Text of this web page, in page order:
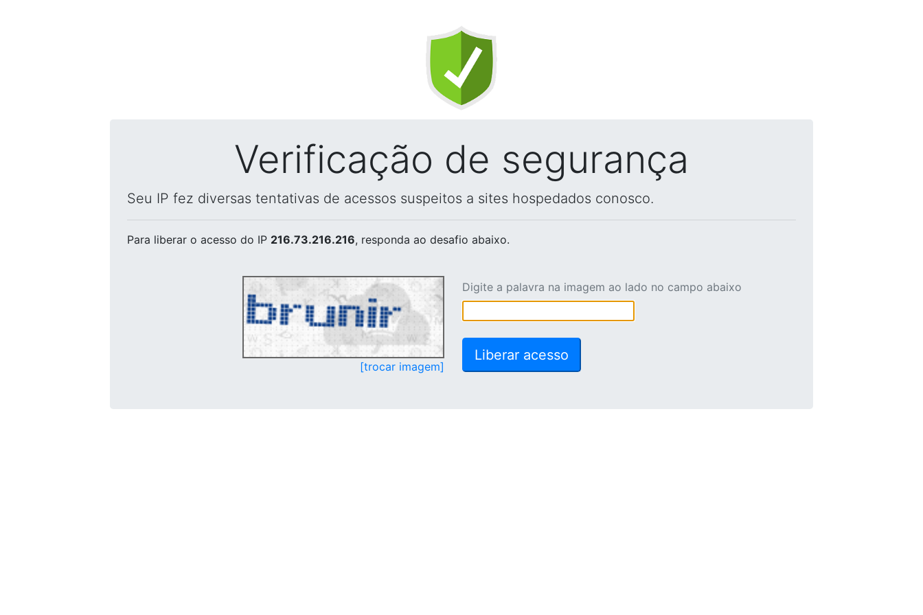
Verificação de segurança
Seu IP fez diversas tentativas de acessos suspeitos a sites hospedados conosco.
Para liberar o acesso do IP 216.73.216.216, responda ao desafio abaixo.
[trocar imagem]
Digite a palavra na imagem ao lado no campo abaixo